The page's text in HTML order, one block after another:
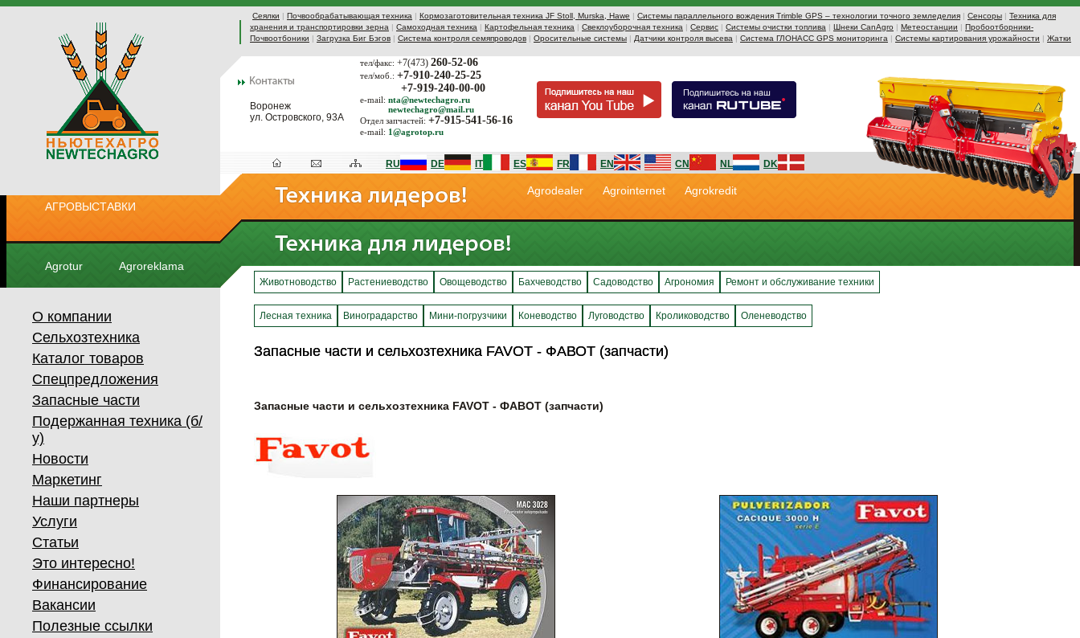
Сеялки | Почвообрабатывающая техника | Кормозаготовительная техника JF Stoll, Murska, Hawe | Системы параллельного вождения Trimble GPS – технологии точного земледелия | Сенсоры | Техника для
хранения и транспортировки зерна | Самоходная техника | Картофельная техника | Свеклоуборочная техника | Сервис | Системы очистки топлива | Шнеки CanAgro | Метеостанции | Пробоотборники-
Почвоотбоники | Загрузка Биг Бэгов | Система контроля семяпроводов | Оросительные системы | Датчики контроля высева | Система ГЛОНАСС GPS мониторинга | Системы картирования урожайности | Жатки
Воронеж
ул. Островского, 93А
тел/факс: +7(473) 260-52-06
тел/моб.: +7-910-240-25-25
+7-919-240-00-00
e-mail: nta@newtechagro.ru
newtechagro@mail.ru
Отдел запчастей: +7-915-541-56-16
e-mail: 1@agrotop.ru
АГРОВЫСТАВКИ
Agrotur Agroreklama
RU DE IT ES FR EN CN NL DK
Agrodealer Agrointernet Agrokredit
О компании
Сельхозтехника
Каталог товаров
Спецпредложения
Запасные части
Подержанная техника (б/
у)
Новости
Маркетинг
Наши партнеры
Услуги
Статьи
Это интересно!
Финансирование
Вакансии
Полезные ссылки
Животноводство Растениеводство Овощеводство Бахчеводство Садоводство Агрономия Ремонт и обслуживание техники
Лесная техника Виноградарство Мини-погрузчики Коневодство Луговодство Кролиководство Оленеводство
Запасные части и сельхозтехника FAVOT - ФАВОТ (запчасти)
Запасные части и сельхозтехника FAVOT - ФАВОТ (запчасти)
Запасные части и сельхозтехника FAVOT - ФАВОТ (запчасти)